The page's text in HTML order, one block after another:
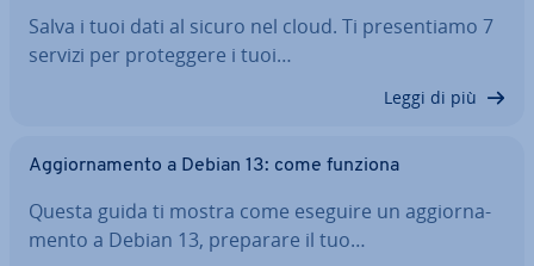
Salva i tuoi dati al sicuro nel cloud. Ti pre­sen­tia­mo 7
servizi per pro­teg­ge­re i tuoi…
Leggi di più
Ag­gior­na­men­to a Debian 13: come funziona
Questa guida ti mostra come eseguire un ag­gior­na­
men­to a Debian 13, preparare il tuo…